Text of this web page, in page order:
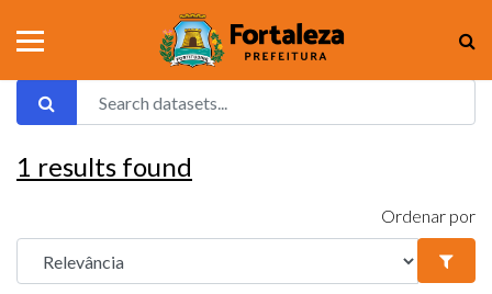
1 results found
Ordenar por